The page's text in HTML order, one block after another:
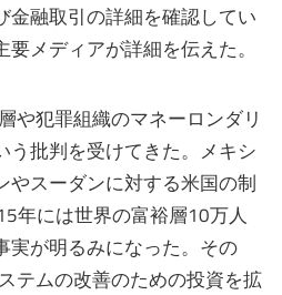
金融取引の詳細を確認してい
メディアが詳細を伝えた。
や犯罪組織のマネーロンダリ
う批判を受けてきた。メキシ
やスーダンに対する米国の制
年には世界の富裕層10万人
実が明るみになった。その
テムの改善のための投資を拡